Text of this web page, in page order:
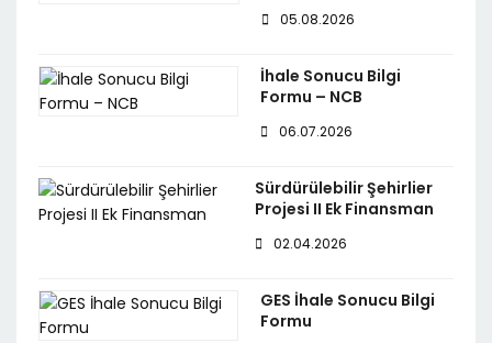
05.08.2026
İhale Sonucu Bilgi
Formu – NCB
06.07.2026
Sürdürülebilir Şehirlier
Projesi II Ek Finansman
02.04.2026
GES İhale Sonucu Bilgi
Formu